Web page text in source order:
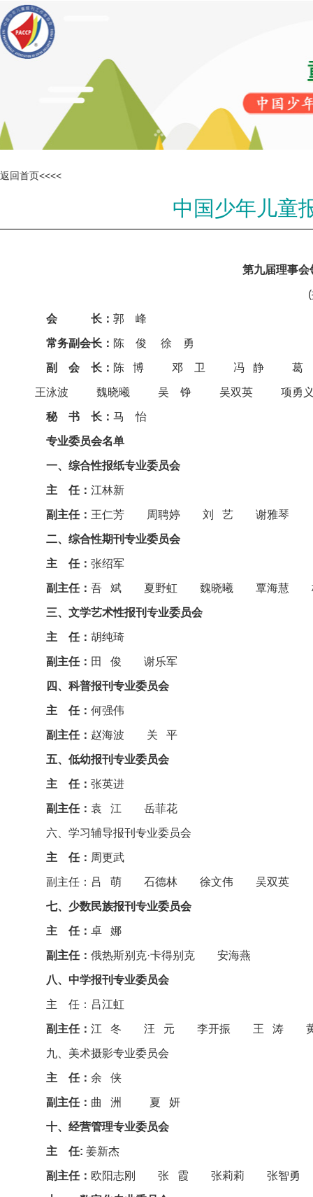
返回首页<<<<
中国少年儿童
第九届理事会
会 长：郭 峰
常务副会长： 陈 俊 徐 勇
副 会 长： 陈 博 邓 卫 冯 静 葛
王泳波 魏晓曦 吴 铮 吴双英
秘 书 长：马 怡
专业委员会名单
一、综合性报纸专业委员会
主 任：江林新
副主任： 王仁芳 周聘婷 刘 艺 谢雅琴
二、综合性期刊专业委员会
主 任：张绍军
副主任：吾 斌 夏野虹 魏晓曦 覃海慧
三、文学艺术性报刊专业委员会
主 任：胡纯琦
副主任： 田 俊 谢乐军
四、科普报刊专业委员会
主 任：何强伟
副主任： 赵海波 关 平
五、低幼报刊专业委员会
主 任：张英进
副主任： 袁 江 岳菲花
六、学习辅导报刊专业委员会
主 任： 周更武
副主任：吕 萌 石德林 徐文伟 吴双英
七、少数民族报刊专业委员会
主 任：卓 娜
副主任：俄热斯别克·卡得别克 安海燕
八、中学报刊专业委员会
主 任：吕江虹
副主任：江 冬 汪 元 李开振 王 涛
九、美术摄影专业委员会
主 任：余 侠
副主任： 曲 洲 夏 妍
十、经营管理专业委员会
主 任: 姜新杰
副主任： 欧阳志刚 张 霞 张莉莉 张智勇